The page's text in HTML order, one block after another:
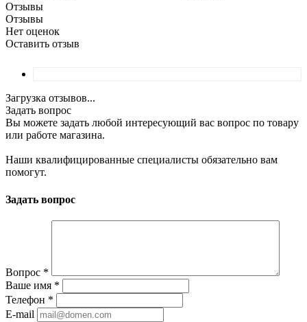
Отзывы
Отзывы
Нет оценок
Оставить отзыв
Загрузка отзывов...
Задать вопрос
Вы можете задать любой интересующий вас вопрос по товару
или работе магазина.
Наши квалифицированные специалисты обязательно вам
помогут.
Задать вопрос
Вопрос *
Ваше имя *
Телефон *
E-mail